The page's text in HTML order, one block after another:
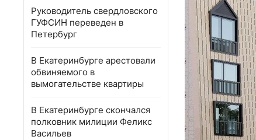
Руководитель свердловского
ГУФСИН переведен в
Петербург
В Екатеринбурге арестовали
обвиняемого в
вымогательстве квартиры
В Екатеринбурге скончался
полковник милиции Феликс
Васильев